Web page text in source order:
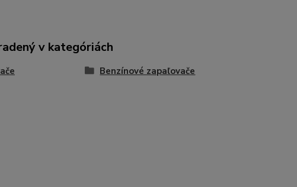
v kategóriách
Benzínové zapaľovače